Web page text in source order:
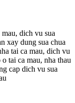
dich vu sua
xay dung sua chua
tai ca mau, dich vu
tai ca mau, nha thau
cap dich vu sua